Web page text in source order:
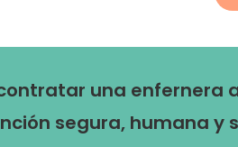
una enfernera
segura, humana y